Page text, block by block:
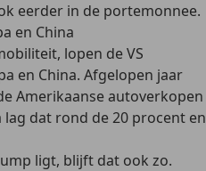
eerder in de portemonnee.
en China
lopen de VS
en China. Afgelopen jaar
Amerikaanse autoverkopen
dat rond de 20 procent en
ligt, blijft dat ook zo.